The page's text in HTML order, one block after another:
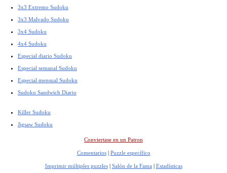
3x3 Extremo Sudoku
3x3 Malvado Sudoku
3x4 Sudoku
4x4 Sudoku
Especial diario Sudoku
Especial semanal Sudoku
Especial mensual Sudoku
Sudoku Sandwich Diario
Killer Sudoku
Jigsaw Sudoku
Conviertase en un Patron
Comentarios| Puzzle específico
Imprimir múltiples puzzles| Salón de la Fama | Estadísticas